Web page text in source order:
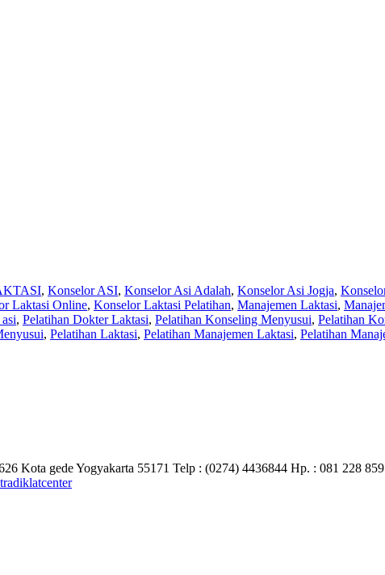
, Konselor ASI, Konselor Asi Adalah, Konselor Asi Jogja,
Laktasi Online, Konselor Laktasi Pelatihan, Manajemen Laktasi,
, Pelatihan Dokter Laktasi, Pelatihan Konseling Menyusui, Pelatihan
, Pelatihan Laktasi, Pelatihan Manajemen Laktasi, Pelatihan
Kota gede Yogyakarta 55171 Telp : (0274) 4436844 Hp. : 081 228